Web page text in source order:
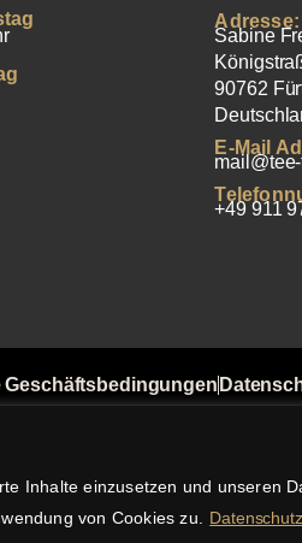
Inhalte einzusetzen und unseren
von Cookies zu.
Adresse:
Sabine
90762
E-Mail
+49 911
Geschäftsbedingungen
Freund, Sabine Freund.